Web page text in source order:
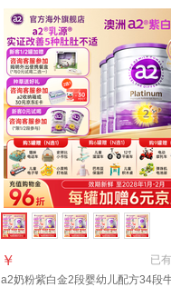
已有
￥
a2奶粉紫白金2段婴幼儿配方34段